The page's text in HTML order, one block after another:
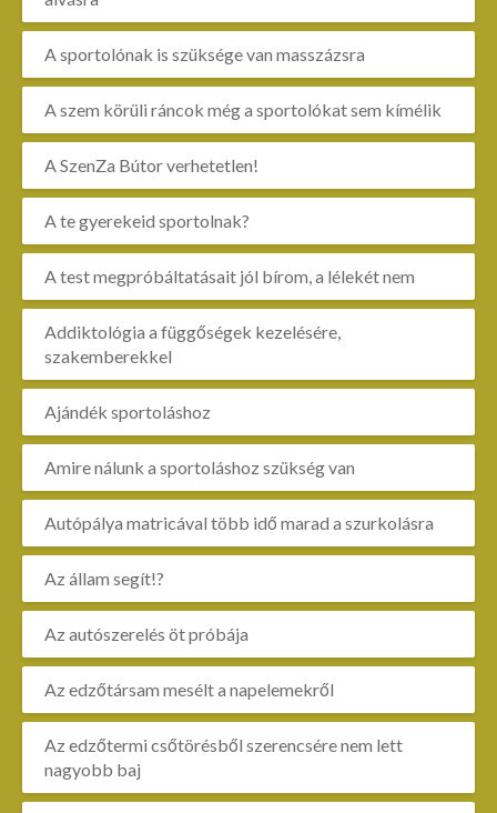
A sportolónak is szüksége van masszázsra
A szem körüli ráncok még a sportolókat sem kímélik
A SzenZa Bútor verhetetlen!
A te gyerekeid sportolnak?
A test megpróbáltatásait jól bírom, a lélekét nem
Addiktológia a függőségek kezelésére,
szakemberekkel
Ajándék sportoláshoz
Amire nálunk a sportoláshoz szükség van
Autópálya matricával több idő marad a szurkolásra
Az állam segít!?
Az autószerelés öt próbája
Az edzőtársam mesélt a napelemekről
Az edzőtermi csőtörésből szerencsére nem lett
nagyobb baj